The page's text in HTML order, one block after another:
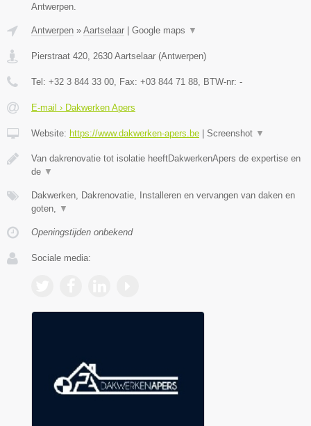
Antwerpen.
Antwerpen » Aartselaar Google maps ▼
Pierstraat 420, 2630 Aartselaar (Antwerpen)
Tel: +32 3 844 33 00, Fax: +03 844 71 88, BTW-nr: -
E-mail › Dakwerken Apers
Website: https://www.dakwerken-apers.be Screenshot ▼
Van dakrenovatie tot isolatie heeftDakwerkenApers de expertise en
de ▼
Dakwerken, Dakrenovatie, Installeren en vervangen van daken en
goten, ▼
Openingstijden onbekend
Sociale media: